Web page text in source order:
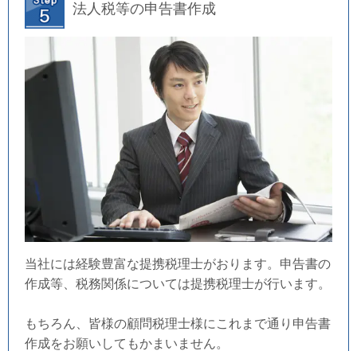
法人税等の申告書作成
当社には経験豊富な提携税理士がおります。申告書の
作成等、税務関係については提携税理士が行います。
もちろん、皆様の顧問税理士様にこれまで通り申告書
作成をお願いしてもかまいません。